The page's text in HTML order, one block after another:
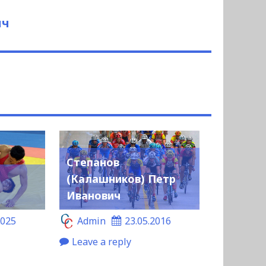
Степанов
(Калашников) Петр
Иванович
Admin
23.05.2016
Leave a reply